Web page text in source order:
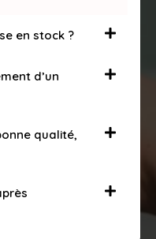
en stock ?
d’un
qualité,